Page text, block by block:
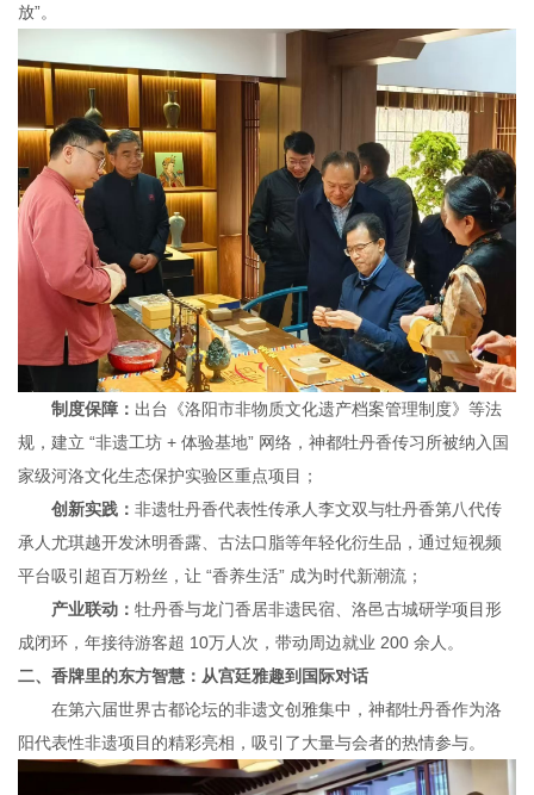
放”。
制度保障： 出台《洛阳市非物质文化遗产档案管理制度》等法
规，建立 “非遗工坊 + 体验基地” 网络，神都牡丹香传习所被纳入国
家级河洛文化生态保护实验区重点项目；
创新实践： 非遗牡丹香代表性传承人李文双与牡丹香第八代传
承人尤琪越开发沐明香露、古法口脂等年轻化衍生品，通过短视频
平台吸引超百万粉丝，让 “香养生活” 成为时代新潮流；
产业联动： 牡丹香与龙门香居非遗民宿、洛邑古城研学项目形
成闭环，年接待游客超 10万人次，带动周边就业 200 余人。
二、 香牌里的东方智慧：从宫廷雅趣到国际对话
在第六届世界古都论坛的非遗文创雅集中，神都牡丹香作为洛
阳代表性非遗项目的精彩亮相，吸引了大量与会者的热情参与。